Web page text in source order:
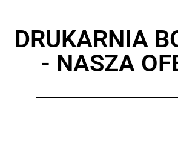
DRUKARNIA
- NASZA